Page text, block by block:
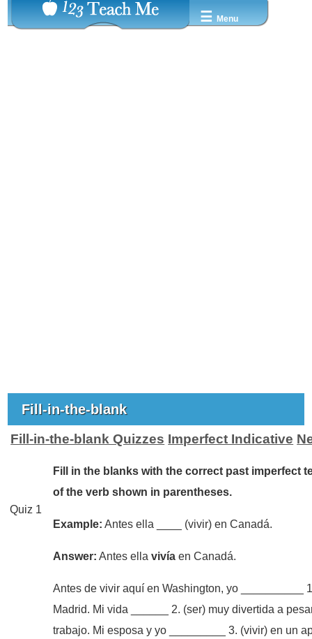
☰ Menu
Fill-in-the-blank
Fill-in-the-blank Quizzes Imperfect Indicative
Quiz 1
Fill in the blanks with the correct past imperfect
of the verb shown in parentheses.
Example: Antes ella ____ (vivir) en Canadá.
Answer: Antes ellavivía en Canadá.
Antes de vivir aquí en Washington, yo __________
Madrid. Mi vida ______ 2. (ser) muy divertida a
trabajo. Mi esposa y yo _________ 3. (vivir) en un